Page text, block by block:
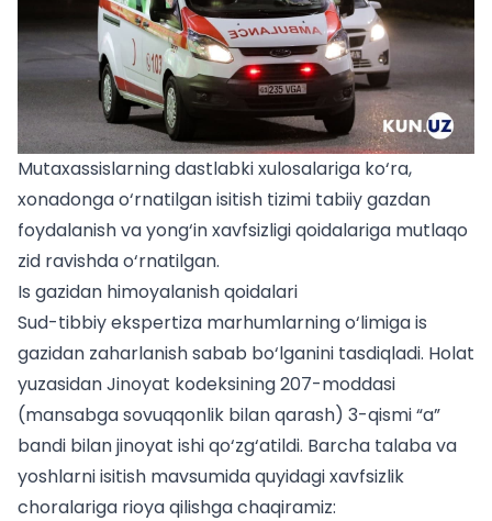
Mutaxassislarning dastlabki xulosalariga ko‘ra,
xonadonga o‘rnatilgan isitish tizimi tabiiy gazdan
foydalanish va yong‘in xavfsizligi qoidalariga mutlaqo
zid ravishda o‘rnatilgan.
Is gazidan himoyalanish qoidalari
Sud-tibbiy ekspertiza marhumlarning o‘limiga is
gazidan zaharlanish sabab bo‘lganini tasdiqladi. Holat
yuzasidan Jinoyat kodeksining 207-moddasi
(mansabga sovuqqonlik bilan qarash) 3-qismi “a”
bandi bilan jinoyat ishi qo‘zg‘atildi. Barcha talaba va
yoshlarni isitish mavsumida quyidagi xavfsizlik
choralariga rioya qilishga chaqiramiz: